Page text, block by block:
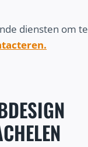
diensten om te